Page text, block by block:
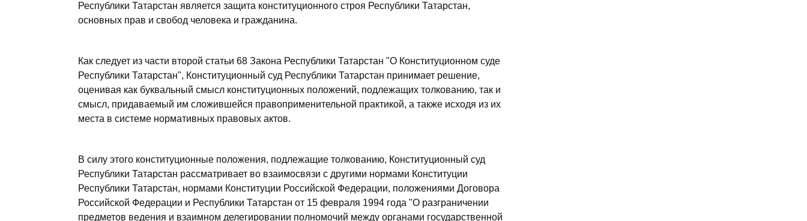
Республики Татарстан является защита конституционного строя Республики Татарстан,
основных прав и свобод человека и гражданина.
Как следует из части второй статьи 68 Закона Республики Татарстан "О Конституционном суде
Республики Татарстан", Конституционный суд Республики Татарстан принимает решение,
оценивая как буквальный смысл конституционных положений, подлежащих толкованию, так и
смысл, придаваемый им сложившейся правоприменительной практикой, а также исходя из их
места в системе нормативных правовых актов.
В силу этого конституционные положения, подлежащие толкованию, Конституционный суд
Республики Татарстан рассматривает во взаимосвязи с другими нормами Конституции
Республики Татарстан, нормами Конституции Российской Федерации, положениями Договора
Российской Федерации и Республики Татарстан от 15 февраля 1994 года "О разграничении
предметов ведения и взаимном делегировании полномочий между органами государственной